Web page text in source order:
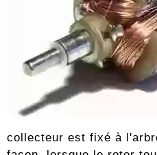
collecteur est fixé à